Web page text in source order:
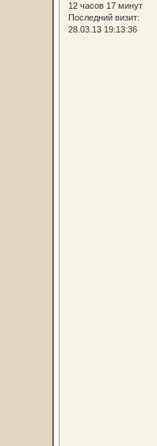
12 часов 17 минут
Последний визит:
28.03.13 19:13:36